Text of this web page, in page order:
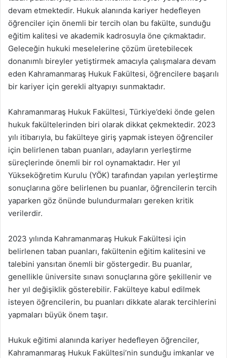
devam etmektedir. Hukuk alanında kariyer hedefleyen
öğrenciler için önemli bir tercih olan bu fakülte, sunduğu
eğitim kalitesi ve akademik kadrosuyla öne çıkmaktadır.
Geleceğin hukuki meselelerine çözüm üretebilecek
donanımlı bireyler yetiştirmek amacıyla çalışmalara devam
eden Kahramanmaraş Hukuk Fakültesi, öğrencilere başarılı
bir kariyer için gerekli altyapıyı sunmaktadır.
Kahramanmaraş Hukuk Fakültesi, Türkiye’deki önde gelen
hukuk fakültelerinden biri olarak dikkat çekmektedir. 2023
yılı itibarıyla, bu fakülteye giriş yapmak isteyen öğrenciler
için belirlenen taban puanları, adayların yerleştirme
süreçlerinde önemli bir rol oynamaktadır. Her yıl
Yükseköğretim Kurulu (YÖK) tarafından yapılan yerleştirme
sonuçlarına göre belirlenen bu puanlar, öğrencilerin tercih
yaparken göz önünde bulundurmaları gereken kritik
verilerdir.
2023 yılında Kahramanmaraş Hukuk Fakültesi için
belirlenen taban puanları, fakültenin eğitim kalitesini ve
talebini yansıtan önemli bir göstergedir. Bu puanlar,
genellikle üniversite sınavı sonuçlarına göre şekillenir ve
her yıl değişiklik gösterebilir. Fakülteye kabul edilmek
isteyen öğrencilerin, bu puanları dikkate alarak tercihlerini
yapmaları büyük önem taşır.
Hukuk eğitimi alanında kariyer hedefleyen öğrenciler,
Kahramanmaraş Hukuk Fakültesi’nin sunduğu imkanlar ve